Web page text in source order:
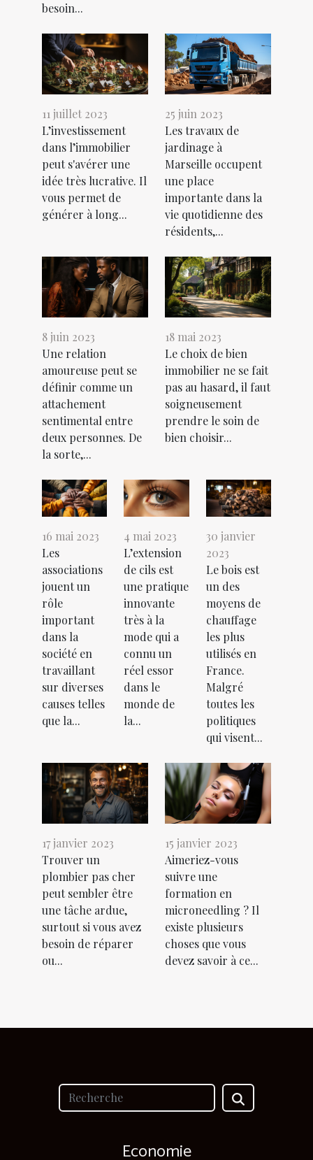
besoin...
11 juillet 2023
L’investissement
dans l’immobilier
peut s'avérer une
idée très lucrative. Il
vous permet de
générer à long...
25 juin 2023
Les travaux de
jardinage à
Marseille occupent
une place
importante dans la
vie quotidienne des
résidents,...
8 juin 2023
Une relation
amoureuse peut se
définir comme un
attachement
sentimental entre
deux personnes. De
la sorte,...
18 mai 2023
Le choix de bien
immobilier ne se fait
pas au hasard, il faut
soigneusement
prendre le soin de
bien choisir...
16 mai 2023
Les
associations
jouent un
rôle
important
dans la
société en
travaillant
sur diverses
causes telles
que la...
4 mai 2023
L’extension
de cils est
une pratique
innovante
très à la
mode qui a
connu un
réel essor
dans le
monde de
la...
30 janvier
2023
Le bois est
un des
moyens de
chauffage
les plus
utilisés en
France.
Malgré
toutes les
politiques
qui visent...
17 janvier 2023
Trouver un
plombier pas cher
peut sembler être
une tâche ardue,
surtout si vous avez
besoin de réparer
ou...
15 janvier 2023
Aimeriez-vous
suivre une
formation en
microneedling ? Il
existe plusieurs
choses que vous
devez savoir à ce...
Economie